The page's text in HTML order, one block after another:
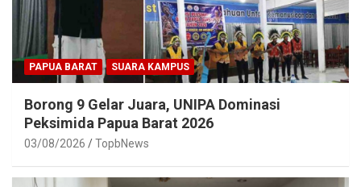
PAPUA BARAT SUARA KAMPUS
Borong 9 Gelar Juara, UNIPA Dominasi
Peksimida Papua Barat 2026
03/08/2026 TopbNews